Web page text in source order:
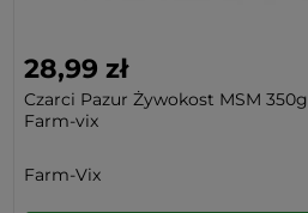
28,99 zł
Czarci Pazur Żywokost MSM 350g
Farm-vix
Farm-Vix